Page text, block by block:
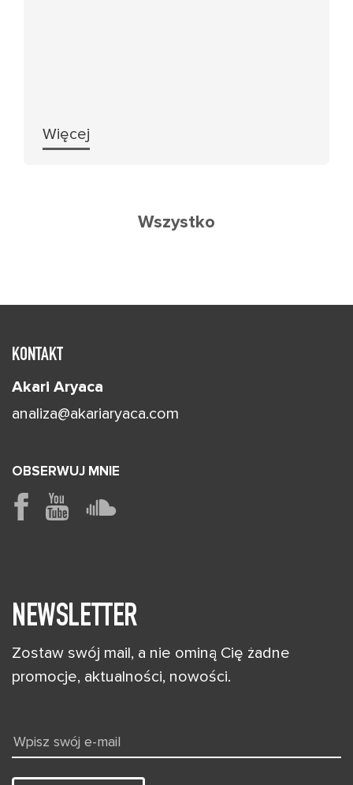
Więcej
Wszystko
KONTAKT
Akari Aryaca
analiza@akariaryaca.com
OBSERWUJ MNIE
NEWSLETTER
Zostaw swój mail, a nie ominą Cię żadne
promocje, aktualności, nowości.